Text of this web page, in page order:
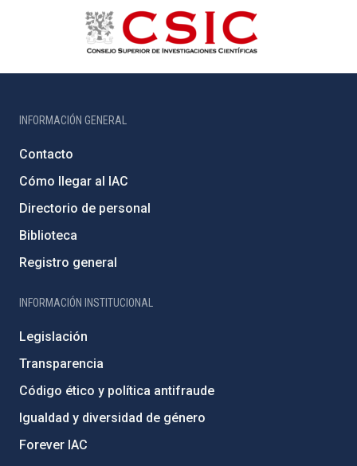
INFORMACIÓN GENERAL
Contacto
Cómo llegar al IAC
Directorio de personal
Biblioteca
Registro general
INFORMACIÓN INSTITUCIONAL
Legislación
Transparencia
Código ético y política antifraude
Igualdad y diversidad de género
Forever IAC